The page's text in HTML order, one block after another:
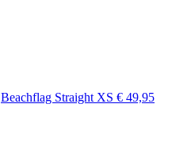
Beachflag Straight XS € 49,95